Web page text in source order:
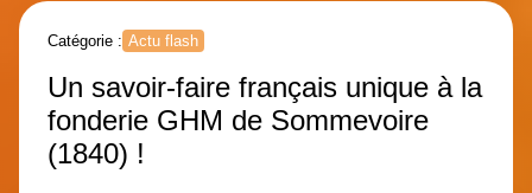
Catégorie : Actu flash
Un savoir-faire français unique à la
fonderie GHM de Sommevoire
(1840) !